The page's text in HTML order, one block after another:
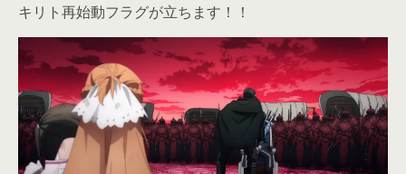
キリト再始動フラグが立ちます！！